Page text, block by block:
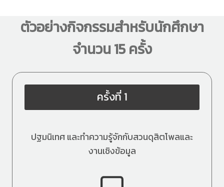
ตัวอย่างกิจกรรมสำหรับนักศึกษา
จำนวน 15 ครั้ง
ครั้งที่ 1
ปฐมนิเทศ และทำความรู้จักกับสวนดุสิตโพลและ
งานเชิงข้อมูล